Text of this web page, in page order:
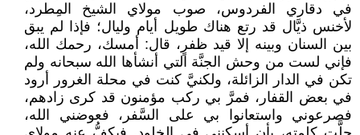
في دقاري الفردوس، صوب مولاي الشيخ المِطرد،
لأخنس ذيَّال قد رتع هناك طويل أيام وليال؛ فإذا لم يبق
بين السنان وبينه إلا قيد ظفرٍ، قال: أمسك، رحمك الله،
فإني لست من وحش الجنَّة التي أنشأها الله سبحانه ولم
تكن في الدار الزائلة، ولكنيَّ كنت في محلة الغرور أرود
في بعض القفار، فمرَّ بي ركب مؤمنون قد كرى زادهم،
فصرعوني واستعانوا بي على السَّفر، فعوضني الله،